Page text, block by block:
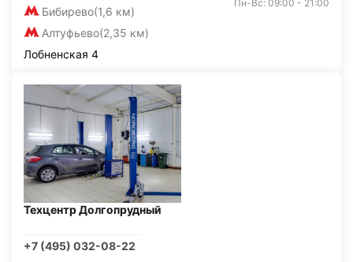
Бибирево(1,6 км)
Алтуфьево(2,35 км)
Пн-Вс: 09:00 - 21:00
Лобненская 4
Техцентр Долгопрудный
+7 (495) 032-08-22